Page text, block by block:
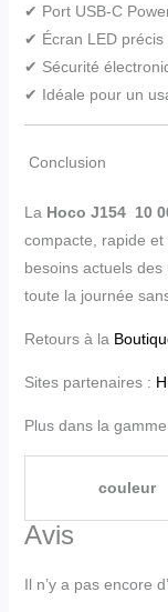
✔ Port USB-C
✔ Écran LED précis
✔ Sécurité
✔ Idéale pour un
Conclusion
La Hoco J154 10
compacte, rapide
besoins actuels
toute la journée
Retours à la
Sites partenaires :
Plus dans la
couleur
Avis
Il n’y a pas encore